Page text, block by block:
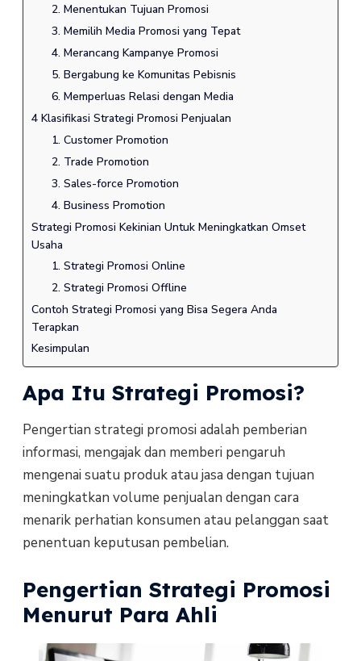
2. Menentukan Tujuan Promosi
3. Memilih Media Promosi yang Tepat
4. Merancang Kampanye Promosi
5. Bergabung ke Komunitas Pebisnis
6. Memperluas Relasi dengan Media
4 Klasifikasi Strategi Promosi Penjualan
1. Customer Promotion
2. Trade Promotion
3. Sales-force Promotion
4. Business Promotion
Strategi Promosi Kekinian Untuk Meningkatkan Omset
Usaha
1. Strategi Promosi Online
2. Strategi Promosi Offline
Contoh Strategi Promosi yang Bisa Segera Anda
Terapkan
Kesimpulan
Apa Itu Strategi Promosi?
Pengertian strategi promosi adalah pemberian
informasi, mengajak dan memberi pengaruh
mengenai suatu produk atau jasa dengan tujuan
meningkatkan volume penjualan dengan cara
menarik perhatian konsumen atau pelanggan saat
penentuan keputusan pembelian.
Pengertian Strategi Promosi
Menurut Para Ahli